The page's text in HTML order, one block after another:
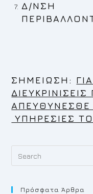
Δ/ΝΣΗ
ΣΗΜΕΙΩΣΗ:
ΑΠΕΥΘΥΝΕΣΘΕ
ΥΠΗΡΕΣΙΕΣ
Πρόσφατα Άρθρα